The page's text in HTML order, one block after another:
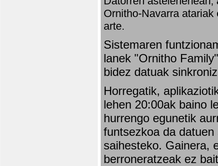
Ornitho-Navarra
arte.
Sistemaren
lanek "Ornitho
bidez datuak
Horregatik,
lehen 20:00ak baino
hurrengo egunetik
funtsezkoa da
saihesteko. Gainera,
berroneratzeak ez